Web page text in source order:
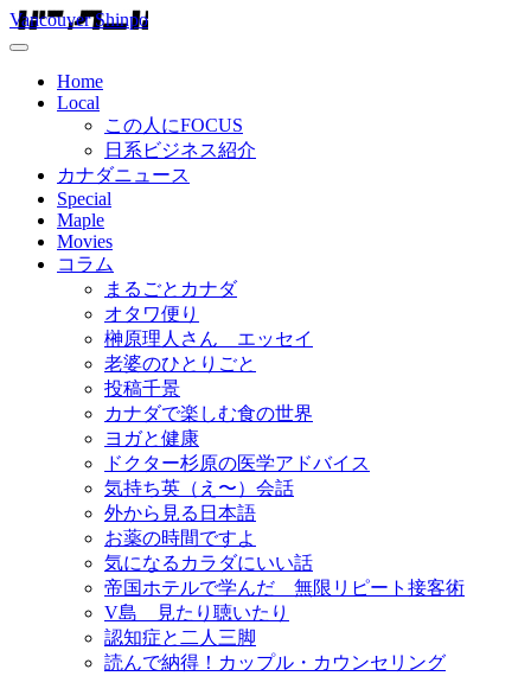
Vancouver Shinpo
Home
Local
この人にFOCUS
日系ビジネス紹介
カナダニュース
Special
Maple
Movies
コラム
まるごとカナダ
オタワ便り
榊原理人さん エッセイ
老婆のひとりごと
投稿千景
カナダで楽しむ食の世界
ヨガと健康
ドクター杉原の医学アドバイス
気持ち英（え〜）会話
外から見る日本語
お薬の時間ですよ
気になるカラダにいい話
帝国ホテルで学んだ 無限リピート接客術
V島 見たり聴いたり
認知症と二人三脚
読んで納得！カップル・カウンセリング